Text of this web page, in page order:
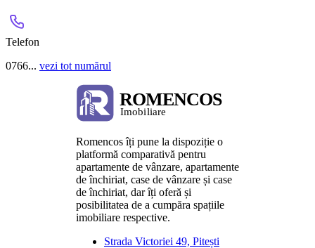
Telefon
0766... vezi tot numărul
Romencos îți pune la dispoziție o
platformă comparativă pentru
apartamente de vânzare, apartamente
de închiriat, case de vânzare și case
de închiriat, dar îți oferă și
posibilitatea de a cumpăra spațiile
imobiliare respective.
Strada Victoriei 49, Pitești